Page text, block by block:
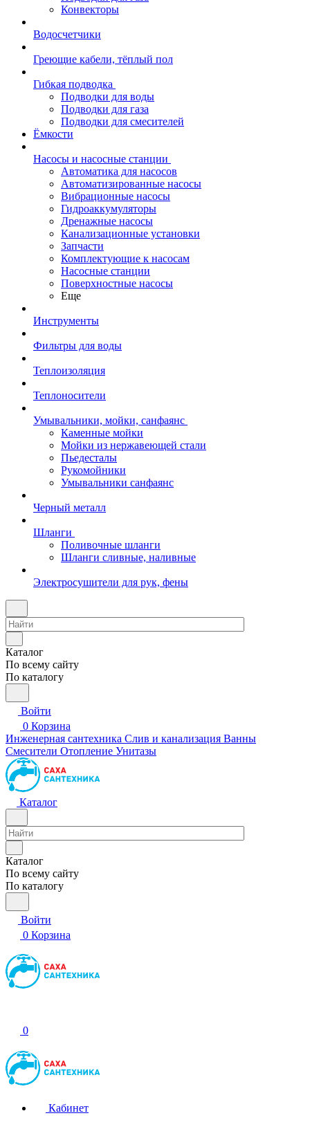
Конвекторы
Водосчетчики
Греющие кабели, тёплый пол
Гибкая подводка
Подводки для воды
Подводки для газа
Подводки для смесителей
Ёмкости
Насосы и насосные станции
Автоматика для насосов
Автоматизированные насосы
Вибрационные насосы
Гидроаккумуляторы
Дренажные насосы
Канализационные установки
Запчасти
Комплектующие к насосам
Насосные станции
Поверхностные насосы
Еще
Инструменты
Фильтры для воды
Теплоизоляция
Теплоносители
Умывальники, мойки, санфаянс
Каменные мойки
Мойки из нержавеющей стали
Пьедесталы
Рукомойники
Умывальники санфаянс
Черный металл
Шланги
Поливочные шланги
Шланги сливные, наливные
Электросушители для рук, фены
Каталог
По всему сайту
По каталогу
Войти
0 Корзина
Инженерная сантехника Слив и канализация Ванны
Смесители Отопление Унитазы
Каталог
Каталог
По всему сайту
По каталогу
Войти
0 Корзина
0
Кабинет